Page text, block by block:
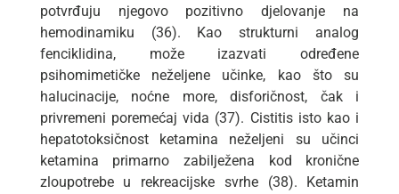
potvrđuju njegovo pozitivno djelovanje na
hemodinamiku (36). Kao strukturni analog
fenciklidina, može izazvati određene
psihomimetičke neželjene učinke, kao što su
halucinacije, noćne more, disforičnost, čak i
privremeni poremećaj vida (37). Cistitis isto kao i
hepatotoksičnost ketamina neželjeni su učinci
ketamina primarno zabilježena kod kronične
zloupotrebe u rekreacijske svrhe (38). Ketamin